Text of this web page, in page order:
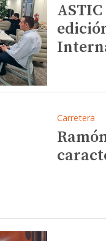
Carretera